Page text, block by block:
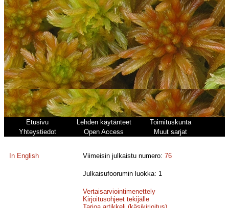
Etusivu Lehden käytänteet
Toimituskunta
Yhteystiedot
Open Access Muut sarjat
In English Viimeisin julkaistu numero:76
Julkaisufoorumin luokka: 1
Vertaisarviointimenettely
Kirjoitusohjeet tekijälle